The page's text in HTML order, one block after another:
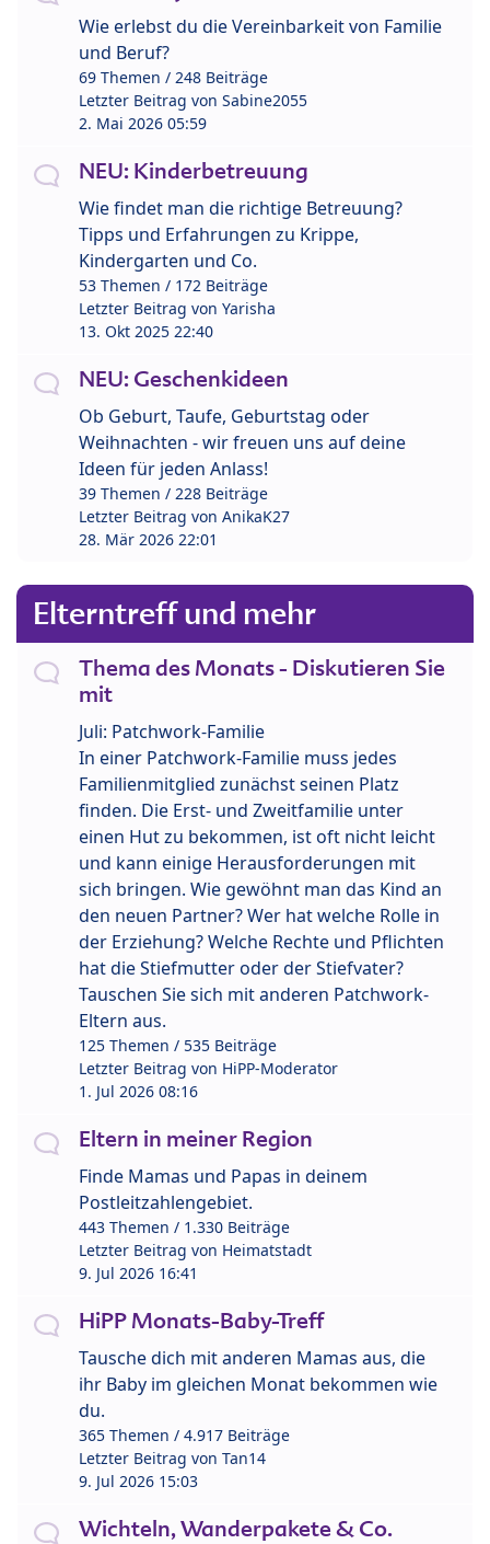
Wie erlebst du die Vereinbarkeit von Familie
und Beruf?
69 Themen / 248 Beiträge
Letzter Beitrag von Sabine2055
2. Mai 2026 05:59
NEU: Kinderbetreuung
Wie findet man die richtige Betreuung?
Tipps und Erfahrungen zu Krippe,
Kindergarten und Co.
53 Themen / 172 Beiträge
Letzter Beitrag von Yarisha
13. Okt 2025 22:40
NEU: Geschenkideen
Ob Geburt, Taufe, Geburtstag oder
Weihnachten - wir freuen uns auf deine
Ideen für jeden Anlass!
39 Themen / 228 Beiträge
Letzter Beitrag von AnikaK27
28. Mär 2026 22:01
Elterntreff und mehr
Thema des Monats - Diskutieren Sie
mit
Juli: Patchwork-Familie
In einer Patchwork-Familie muss jedes
Familienmitglied zunächst seinen Platz
finden. Die Erst- und Zweitfamilie unter
einen Hut zu bekommen, ist oft nicht leicht
und kann einige Herausforderungen mit
sich bringen. Wie gewöhnt man das Kind an
den neuen Partner? Wer hat welche Rolle in
der Erziehung? Welche Rechte und Pflichten
hat die Stiefmutter oder der Stiefvater?
Tauschen Sie sich mit anderen Patchwork-
Eltern aus.
125 Themen / 535 Beiträge
Letzter Beitrag von HiPP-Moderator
1. Jul 2026 08:16
Eltern in meiner Region
Finde Mamas und Papas in deinem
Postleitzahlengebiet.
443 Themen / 1.330 Beiträge
Letzter Beitrag von Heimatstadt
9. Jul 2026 16:41
HiPP Monats-Baby-Treff
Tausche dich mit anderen Mamas aus, die
ihr Baby im gleichen Monat bekommen wie
du.
365 Themen / 4.917 Beiträge
Letzter Beitrag von Tan14
9. Jul 2026 15:03
Wichteln, Wanderpakete & Co.